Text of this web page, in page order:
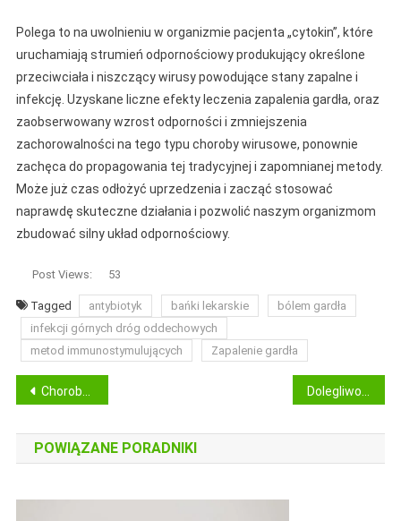
Polega to na uwolnieniu w organizmie pacjenta „cytokin”, które
uruchamiają strumień odpornościowy produkujący określone
przeciwciała i niszczący wirusy powodujące stany zapalne i
infekcję. Uzyskane liczne efekty leczenia zapalenia gardła, oraz
zaobserwowany wzrost odporności i zmniejszenia
zachorowalności na tego typu choroby wirusowe, ponownie
zachęca do propagowania tej tradycyjnej i zapomnianej metody.
Może już czas odłożyć uprzedzenia i zacząć stosować
naprawdę skuteczne działania i pozwolić naszym organizmom
zbudować silny układ odpornościowy.
Post Views: 53
Tagged antybiotyk bańki lekarskie
bólem gardła
infekcji górnych dróg oddechowych
metod immunostymulujących
Zapalenie gardła
Nawigacja
wpisu
Choroby cywilizacyjne XXI wieku
POWIĄZANE PORADNIKI